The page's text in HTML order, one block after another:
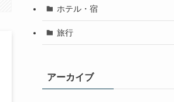
ホテル・宿
旅行
アーカイブ